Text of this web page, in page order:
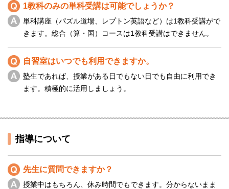
1教科のみの単科受講は可能でしょうか？
単科講座（パズル道場、レプトン英語など）は1教科受講がで
きます。総合（算・国）コースは1教科受講はできません。
自習室はいつでも利用できますか。
塾生であれば、授業がある日でもない日でも自由に利用でき
ます。積極的に活用しましょう。
指導について
先生に質問できますか？
授業中はもちろん、休み時間でもできます。分からないまま